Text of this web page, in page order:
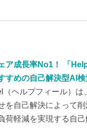
ア成長率No1！ 「
すめの自己解決型AI
い合わせ、商品が増
を圧倒的に削減！脅
に辿り着けるため、問
（ヘルプフィール）は
を自己解決によって
荷軽減を実現する自己